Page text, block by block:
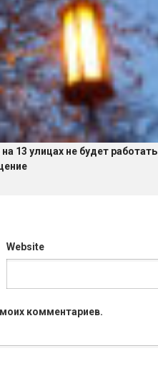
13 улицах не будет работать
Website
комментариев.